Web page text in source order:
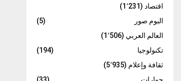
اقتصاد (1٬231)
البوم صور
(5)
العالم العربي (1٬506)
تكنولوجيا
(194)
ثقافة وإعلام (5٬935)